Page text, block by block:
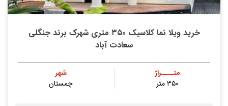
خرید ویلا نما کلاسیک ۳۵۰ متری شهرک برند جنگلی
سعادت آباد
متــــراژ
۳۵۰ متر
شهر
چمستان